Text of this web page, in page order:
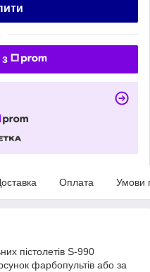
Оплата Умови
пістолетів S-990
фарбопультів або за